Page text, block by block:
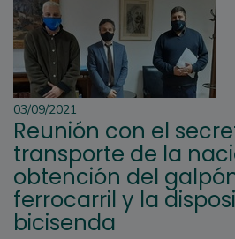
03/09/2021
Reunión con el
transporte de la
obtención del
ferrocarril y la
bicisenda